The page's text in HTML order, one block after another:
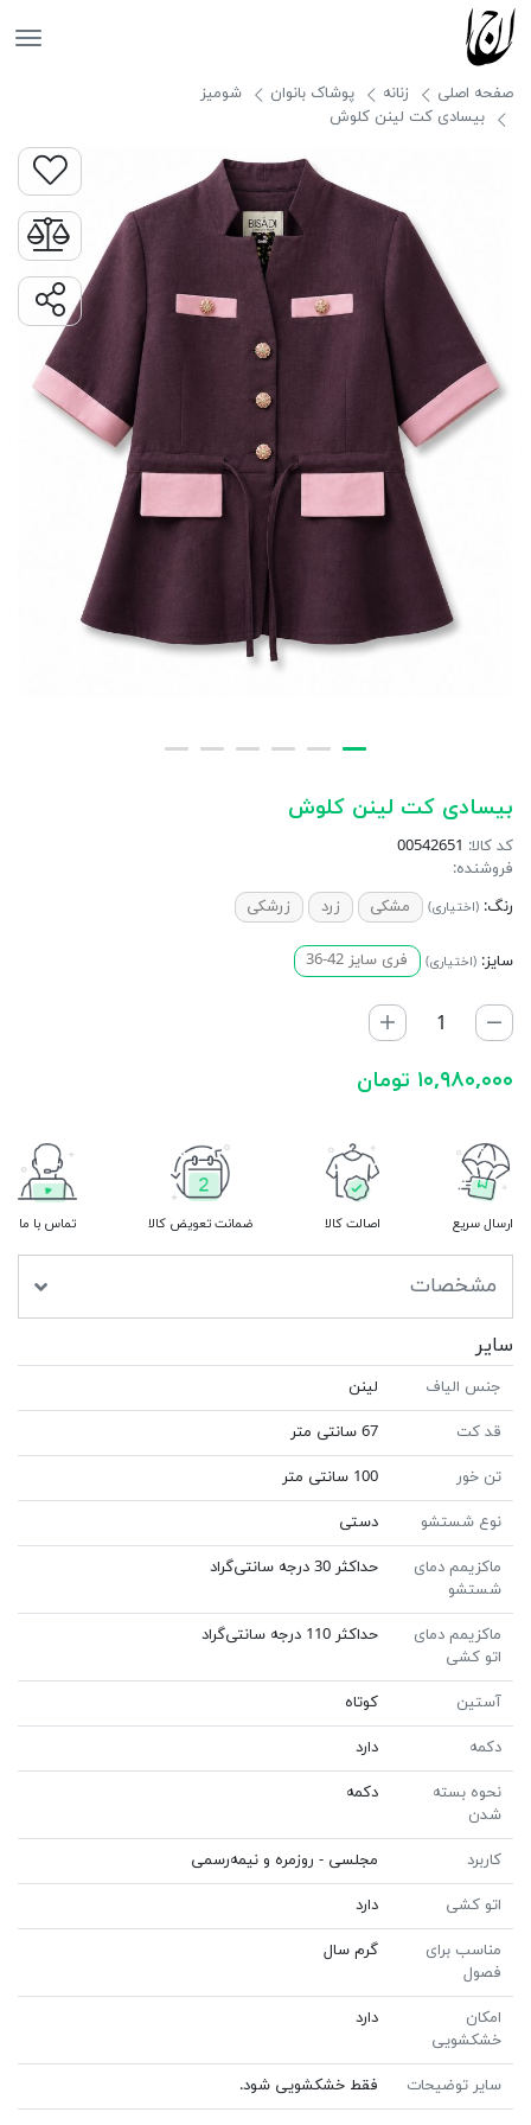
صفحه اصلی زنانه پوشاک بانوان
شومیز
بيسادى كت لينن كلوش
بيسادى كت لينن كلوش
کد کالا: 00542651
فروشنده:
رنگ: (اختیاری) مشکی زرد زرشکی
سایز: (اختیاری) فری سایز 42-36
۱۰,۹۸۰,۰۰۰ تومان
ارسال سریع اصالت کالا ضمانت تعویض کالا تماس با ما
مشخصات
سایر
جنس الیاف لینن
قد کت 67 سانتى متر
تن خور 100 سانتى متر
نوع شستشو دستی
ماکزیمم دمای
شستشو
حداکثر 30 درجه سانتی‌گراد
ماکزیمم دمای
اتو کشی
حداکثر 110 درجه سانتی‌گراد
آستین کوتاه
دکمه دارد
نحوه بسته
شدن
دکمه
کاربرد مجلسی - روزمره و نیمه‌رسمی
اتو کشی دارد
مناسب برای
فصول
گرم سال
امکان
خشکشویی
دارد
سایر توضیحات فقط خشکشویی شود.